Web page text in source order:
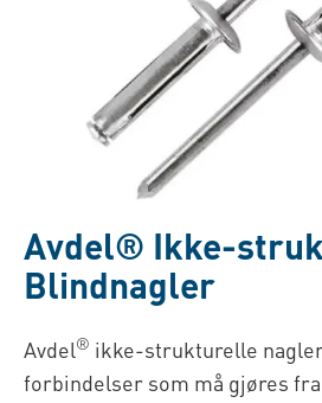
Avdel® Ikke-
Blindnagler
Avdel® ikke-strukturelle
forbindelser som må gjøres